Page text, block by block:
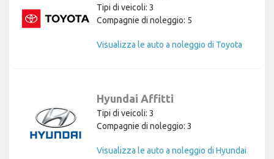
Tipi di veicoli: 3
Compagnie di noleggio: 5
Visualizza le auto a noleggio di Toyota
Hyundai Affitti
Tipi di veicoli: 3
Compagnie di noleggio: 3
Visualizza le auto a noleggio di Hyundai